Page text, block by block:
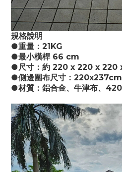
規格說明
●重量：21KG
●最小橫桿 66 cm
●尺寸：約 220 x 220 x 220
●側邊圍布尺寸：220x237cm
●材質：鋁合金、牛津布、